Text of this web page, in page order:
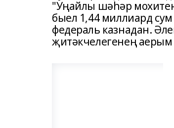
"Уңайлы шәһәр
быел 1,44 миллиард
федераль казнадан.
җитәкчелегенең аерым